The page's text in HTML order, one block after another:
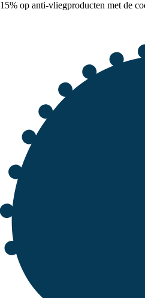
15% op anti-vliegproducten met de